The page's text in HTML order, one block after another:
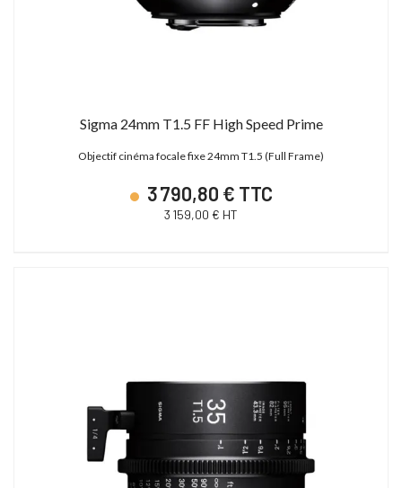
Sigma 24mm T1.5 FF High Speed Prime
Objectif cinéma focale fixe 24mm T1.5 (Full Frame)
3 790,80 € TTC
3 159,00 € HT